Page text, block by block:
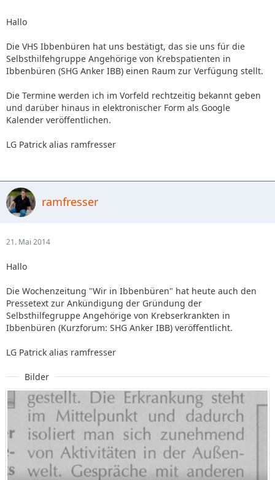
Hallo
Die VHS Ibbenbüren hat uns bestätigt, das sie uns für die
Selbsthilfehgruppe Angehörige von Krebspatienten in
Ibbenbüren (SHG Anker IBB) einen Raum zur Verfügung stellt.
Die Termine werden ich im Vorfeld rechtzeitig bekannt geben
und darüber hinaus in elektronischer Form als Google
Kalender veröffentlichen.
LG Patrick alias ramfresser
ramfresser
21. Mai 2014
Hallo
Die Wochenzeitung "Wir in Ibbenbüren" hat heute auch den
Pressetext zur Ankündigung der Gründung der
Selbsthilfegruppe Angehörige von Krebserkrankten in
Ibbenbüren (Kurzforum: SHG Anker IBB) veröffentlicht.
LG Patrick alias ramfresser
Bilder